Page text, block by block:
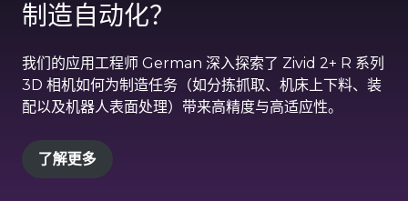
制造自动化？
我们的应用工程师 German 深入探索了 Zivid 2+ R 系列
3D 相机如何为制造任务（如分拣抓取、机床上下料、装
配以及机器人表面处理）带来高精度与高适应性。